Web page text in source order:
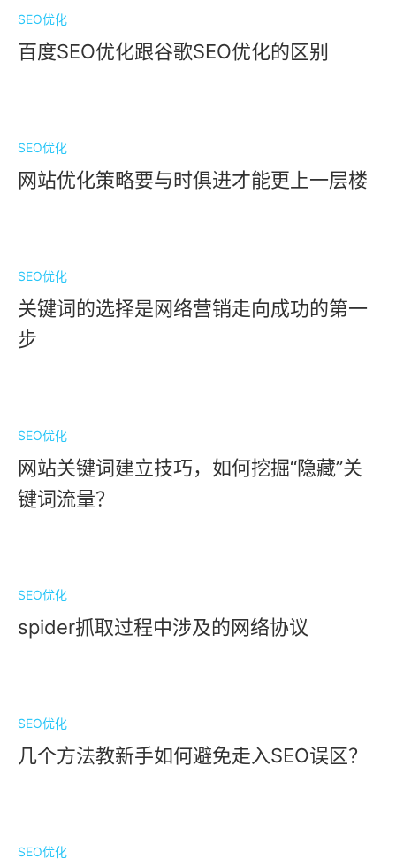
SEO优化
百度SEO优化跟谷歌SEO优化的区别
SEO优化
网站优化策略要与时俱进才能更上一层楼
SEO优化
关键词的选择是网络营销走向成功的第一
步
SEO优化
网站关键词建立技巧，如何挖掘“隐藏”关
键词流量？
SEO优化
spider抓取过程中涉及的网络协议
SEO优化
几个方法教新手如何避免走入SEO误区？
SEO优化